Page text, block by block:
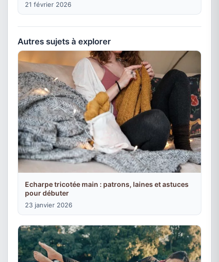
21 février 2026
Autres sujets à explorer
Echarpe tricotée main : patrons, laines et astuces
pour débuter
23 janvier 2026